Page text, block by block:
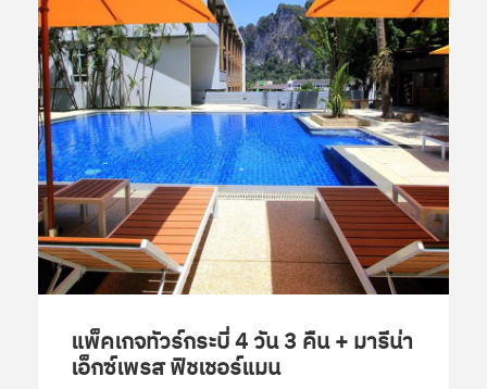
แพ็คเกจทัวร์กระบี่ 4 วัน 3 คืน + มารีน่า
เอ็กซ์เพรส ฟิชเชอร์แมน